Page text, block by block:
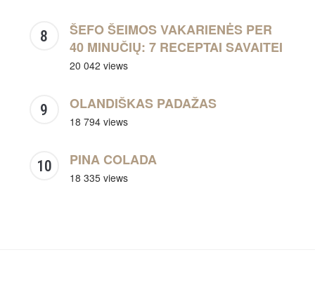
ŠEFO ŠEIMOS VAKARIENĖS PER
40 MINUČIŲ: 7 RECEPTAI SAVAITEI
20 042 views
OLANDIŠKAS PADAŽAS
18 794 views
PINA COLADA
18 335 views